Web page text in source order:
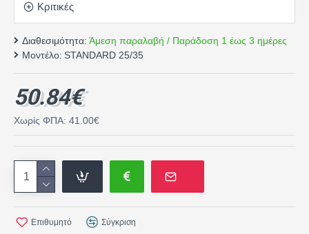
Κριτικές
Διαθεσιμότητα: Άμεση παραλαβή / Παράδοση 1 έως 3 ημέρες
Μοντέλο: STANDARD 25/35
50.84€
Χωρίς ΦΠΑ: 41.00€
Επιθυμητό Σύγκριση